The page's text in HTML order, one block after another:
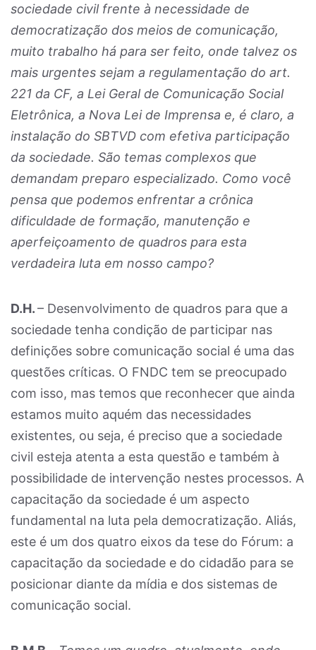
sociedade civil frente à necessidade de
democratização dos meios de comunicação,
muito trabalho há para ser feito, onde talvez os
mais urgentes sejam a regulamentação do art.
221 da CF, a Lei Geral de Comunicação Social
Eletrônica, a Nova Lei de Imprensa e, é claro, a
instalação do SBTVD com efetiva participação
da sociedade. São temas complexos que
demandam preparo especializado. Como você
pensa que podemos enfrentar a crônica
dificuldade de formação, manutenção e
aperfeiçoamento de quadros para esta
verdadeira luta em nosso campo?
D.H.– Desenvolvimento de quadros para que a
sociedade tenha condição de participar nas
definições sobre comunicação social é uma das
questões críticas. O FNDC tem se preocupado
com isso, mas temos que reconhecer que ainda
estamos muito aquém das necessidades
existentes, ou seja, é preciso que a sociedade
civil esteja atenta a esta questão e também à
possibilidade de intervenção nestes processos. A
capacitação da sociedade é um aspecto
fundamental na luta pela democratização. Aliás,
este é um dos quatro eixos da tese do Fórum: a
capacitação da sociedade e do cidadão para se
posicionar diante da mídia e dos sistemas de
comunicação social.